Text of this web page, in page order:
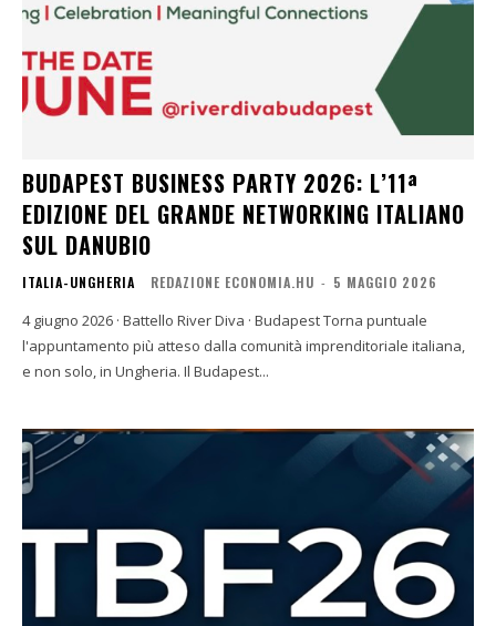
BUDAPEST BUSINESS PARTY 2026: L’11ª
EDIZIONE DEL GRANDE NETWORKING ITALIANO
SUL DANUBIO
ITALIA-UNGHERIA REDAZIONE ECONOMIA.HU - 5 MAGGIO 2026
4 giugno 2026 · Battello River Diva · Budapest Torna puntuale
l'appuntamento più atteso dalla comunità imprenditoriale italiana,
e non solo, in Ungheria. Il Budapest...